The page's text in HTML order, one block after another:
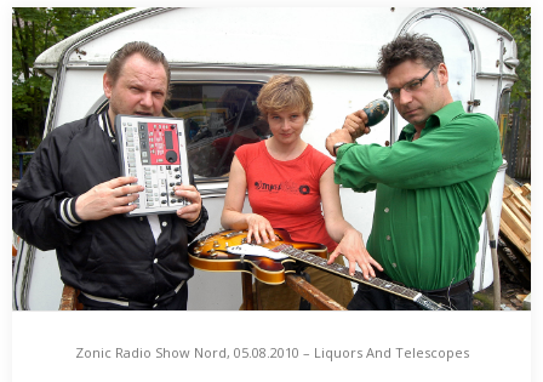
Zonic Radio Show Nord, 12.08.2010 – Esel Listening
Tiere, wer kennt sie nicht, diese zuweilen eigenwilligen Vielfältler
der Evolution. Eine rhetorische Frage? Eine Frage,…
Zonic Radio Show Nord, 05.08.2010 – Liquors And Telescopes